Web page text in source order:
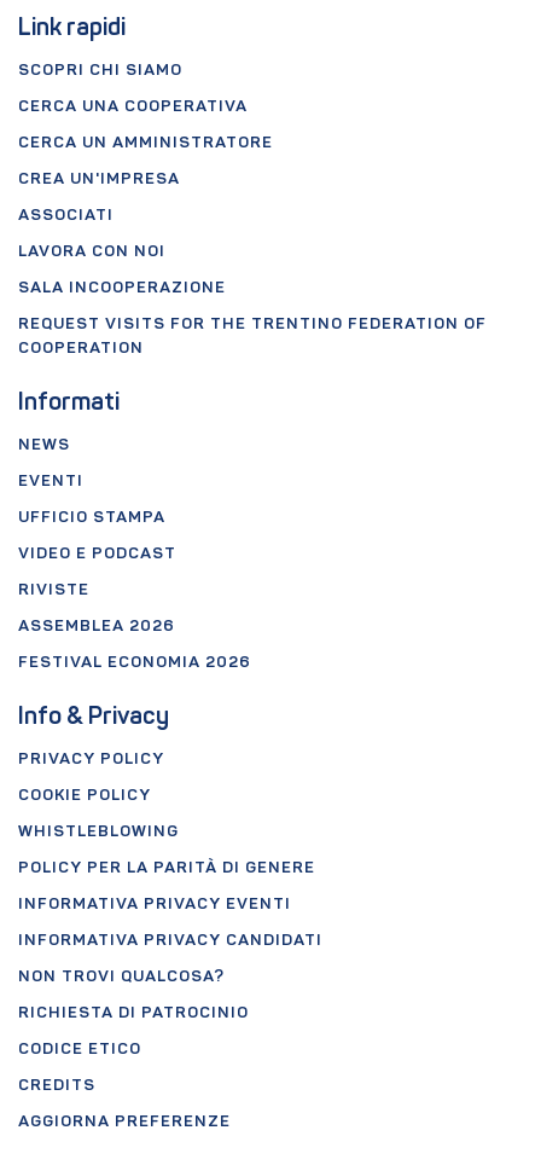
Link rapidi
SCOPRI CHI SIAMO
CERCA UNA COOPERATIVA
CERCA UN AMMINISTRATORE
CREA UN'IMPRESA
ASSOCIATI
LAVORA CON NOI
SALA INCOOPERAZIONE
REQUEST VISITS FOR THE TRENTINO FEDERATION OF
COOPERATION
Informati
NEWS
EVENTI
UFFICIO STAMPA
VIDEO E PODCAST
RIVISTE
ASSEMBLEA 2026
FESTIVAL ECONOMIA 2026
Info & Privacy
PRIVACY POLICY
COOKIE POLICY
WHISTLEBLOWING
POLICY PER LA PARITÀ DI GENERE
INFORMATIVA PRIVACY EVENTI
INFORMATIVA PRIVACY CANDIDATI
NON TROVI QUALCOSA?
RICHIESTA DI PATROCINIO
CODICE ETICO
CREDITS
AGGIORNA PREFERENZE